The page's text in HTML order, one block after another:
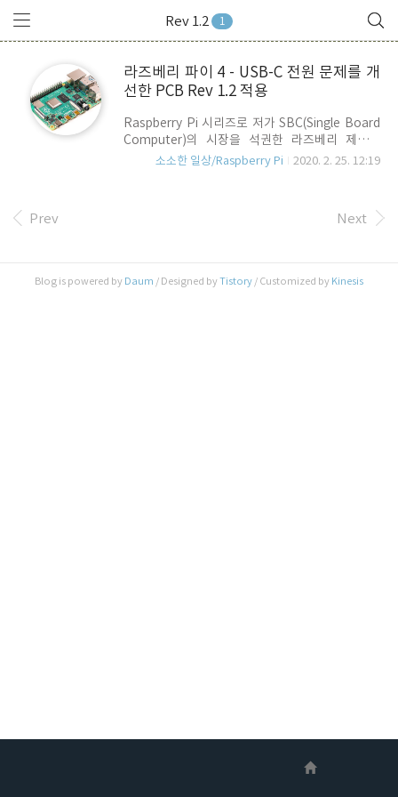
Rev 1.2 1
라즈베리 파이 4 - USB-C 전원 문제를 개
선한 PCB Rev 1.2 적용
Raspberry Pi 시리즈로 저가 SBC(Single Board
Computer)의 시장을 석권한 라즈베리 제단이
2019년 말 차기 버전인 Raspberry Pi 4 출시 후 문
www.raspberrypi.org Document에 수록된
revision table 입니다. 보시는 바와 같이 가장 끝에
로 표기를 하는데, 이는 Raspberry pi의 모델들 중
Ethernet Port가 있는 경우 B를 넣습니다. 현재 4
소소한 일상/Raspberry Pi 2020. 2. 25. 12:19
Prev Next
Blog is powered by Daum / Designed byTistory / Customized by Kinesis